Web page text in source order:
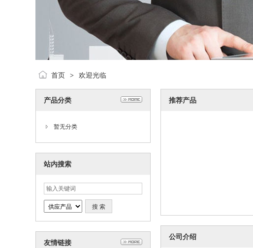
首页 > 欢迎光临
产品分类
暂无分类
站内搜索
友情链接
推荐产品
公司介绍